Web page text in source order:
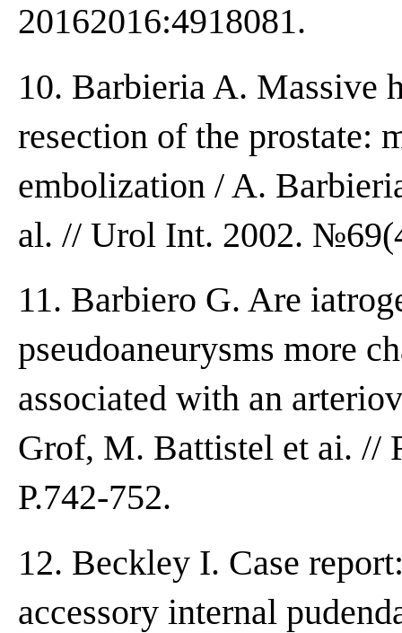
20162016:4918081.
10. Barbieria A. Massive
resection of the prostate:
embolization / A.
al. // Urol Int. 2002.
11. Barbiero G. Are
pseudoaneurysms more
associated with an
Grof, M. Battistel et ai. //
P.742-752.
12. Beckley I. Case
accessory internal